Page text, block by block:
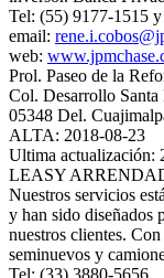
Tel: (55) 9177-1515
email:
web:
Prol. Paseo de la
Col. Desarrollo Santa
05348 Del.
ALTA: 2018-08-23
Ultima actualización:
LEASY
Nuestros servicios
y han sido diseñados
nuestros clientes.
seminuevos y
Tel: (33) 3880-5656